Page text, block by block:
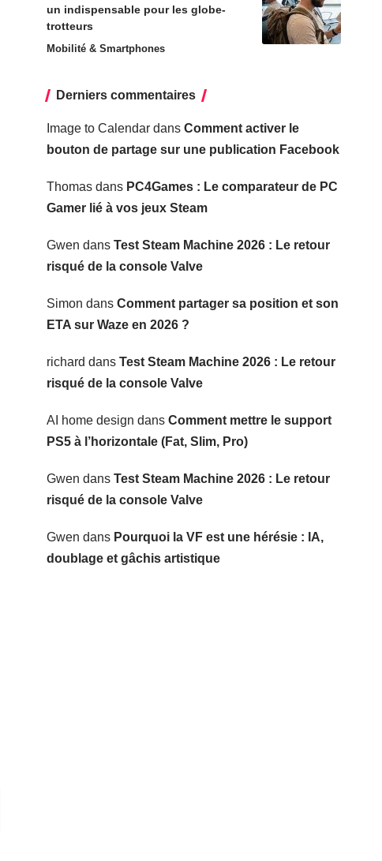
un indispensable pour les globe-
trotteurs
Mobilité & Smartphones
Derniers commentaires
Image to Calendardans Comment activer le
bouton de partage sur une publication Facebook
Thomasdans PC4Games : Le comparateur de PC
Gamer lié à vos jeux Steam
Gwen dans Test Steam Machine 2026 : Le retour
risqué de la console Valve
Simon dans Comment partager sa position et son
ETA sur Waze en 2026 ?
richard dans Test Steam Machine 2026 : Le retour
risqué de la console Valve
AI home design dans Comment mettre le support
PS5 à l’horizontale (Fat, Slim, Pro)
Gwen dans Test Steam Machine 2026 : Le retour
risqué de la console Valve
Gwen dans Pourquoi la VF est une hérésie : IA,
doublage et gâchis artistique